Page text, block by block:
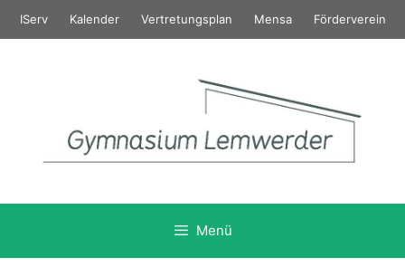
Inhalt
springen
IServ Kalender Vertretungsplan Mensa Förderverein
Menü